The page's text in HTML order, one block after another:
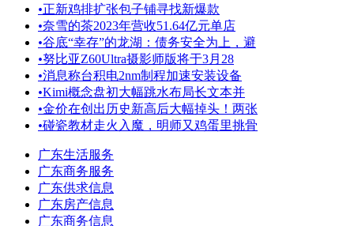
•正新鸡排扩张包子铺寻找新爆款
•奈雪的茶2023年营收51.64亿元单店
•谷底“幸存”的龙湖：债务安全为上，避
•努比亚Z60Ultra摄影师版将于3月28
•消息称台积电2nm制程加速安装设备
•Kimi概念盘初大幅跳水布局长文本并
•金价在创出历史新高后大幅掉头！两张
•碰瓷教材走火入魔，明师又鸡蛋里挑骨
广东生活服务
广东商务服务
广东供求信息
广东房产信息
广东商务信息